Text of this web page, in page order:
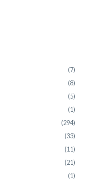
(7)
(8)
(5)
(1)
(294)
(33)
(11)
(21)
(1)